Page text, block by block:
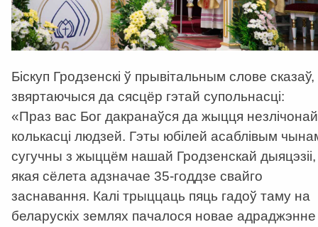
Біскуп Гродзенскі ў прывітальным слове сказаў,
звяртаючыся да сясцёр гэтай супольнасці:
«Праз вас Бог дакранаўся да жыцця незлічонай
колькасці людзей. Гэты юбілей асаблівым
сугучны з жыццём нашай Гродзенскай дыяцэзіі,
якая сёлета адзначае 35-годдзе свайго
заснавання. Калі трыццаць пяць гадоў таму на
беларускіх землях пачалося новае адраджэнне